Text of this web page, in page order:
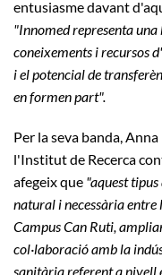
entusiasme davant
"Innomed representa
coneixements i recursos
i el potencial de
en formen part".
Per la seva banda,
l'Institut de Recerca
afegeix que "aquest
natural i necessària entre
Campus Can Ruti,
col·laboració amb la
sanitària referent a nivell